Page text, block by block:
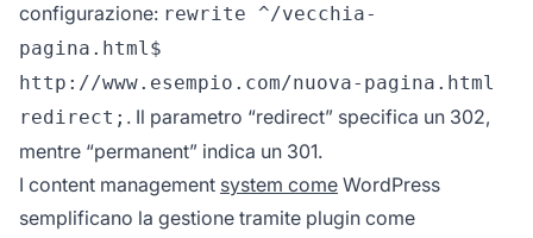
configurazione: rewrite ^/vecchia-
pagina.html$
http://www.esempio.com/nuova-pagina.html
redirect; . Il parametro “redirect” specifica un 302,
mentre “permanent” indica un 301.
I content management system come WordPress
semplificano la gestione tramite plugin come